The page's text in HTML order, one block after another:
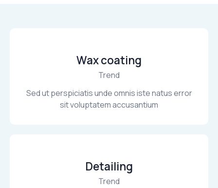
Wax coating
Trend
Sed ut perspiciatis unde omnis iste natus error
sit voluptatem accusantium
Detailing
Trend